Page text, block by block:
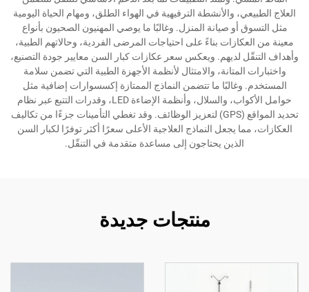
العلاج الطبيعي، والأنشطة الترفيهية في الهواء الطلق، ومهام الحياة اليومية
مثل التسوق أو صيانة المنزل. وغالبًا ما يوصي المهنيون الصحيون بأنواع
معينة من العكازات بناءً على احتياجات المرضى الفردية، وحالاتهم الطبية،
وأهداف التنقّل لديهم. ويعكس سعر عكازات كبار السن معايير جودة التصنيع،
واختبارات المتانة، والامتثال لأنظمة الأجهزة الطبية التي تضمن سلامة
المستخدم. وغالبًا ما تتضمن النماذج الممتازة إكسسوارات إضافية مثل
حوامل الأكواب، والسلال، وأنظمة الإضاءة LED، وقدرات التتبع عبر نظام
تحديد المواقع (GPS) لتعزيز الوظائف. وقد تغطي التأمينات جزءًا من تكاليف
العكازات، مما يجعل النماذج العلاجية الأعلى سعرًا أكثر توفرًا لكبار السن
الذين يحتاجون إلى مساعدة متقدمة في التنقّل.
منتجات جديدة